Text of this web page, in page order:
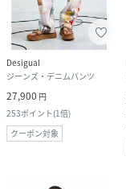
Desigual
ジーンズ・デニムパンツ
27,900 円
253ポイント(1倍)
クーポン対象